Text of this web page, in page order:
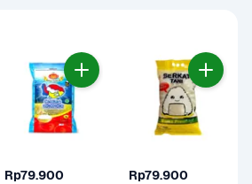
Rp79.900 Rp79.900